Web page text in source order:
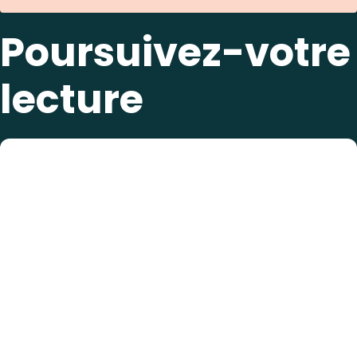
Poursuivez-votre
lecture